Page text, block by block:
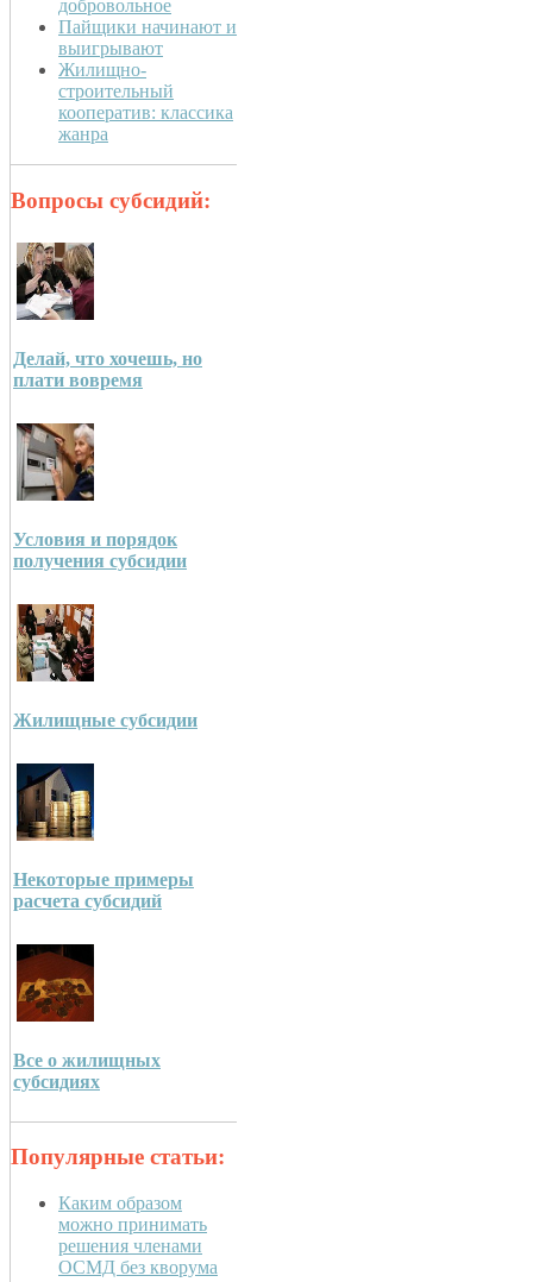
добровольное
Пайщики начинают и
выигрывают
Жилищно-
строительный
кооператив: классика
жанра
Вопросы субсидий:
Делай, что хочешь, но
плати вовремя
Условия и порядок
получения субсидии
Жилищные субсидии
Некоторые примеры
расчета субсидий
Все о жилищных
субсидиях
Популярные статьи:
Каким образом
можно принимать
решения членами
ОСМД без кворума